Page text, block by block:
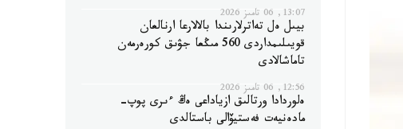
13:07, 06 تامىز 2026
بيىل ەل تەاترلارىندا بالالارعا ارنالعان
قويىلىمداردى 560 مىڭعا جۋىق كورەرمەن
تاماشالادى
12:56, 06 تامىز 2026
ەلوردادا ورتالىق ازياداعى ەڭ ءىرى پوپ-
مادەنيەت فەستيۆالى باستالدى